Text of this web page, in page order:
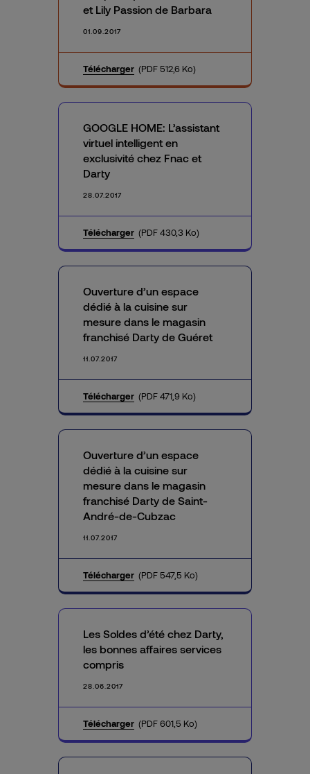
et Lily Passion de Barbara
01.09.2017
Télécharger (PDF 512,6 Ko)
GOOGLE HOME: L’assistant
virtuel intelligent en
exclusivité chez Fnac et
Darty
28.07.2017
Télécharger (PDF 430,3 Ko)
Ouverture d’un espace
dédié à la cuisine sur
mesure dans le magasin
franchisé Darty de Guéret
11.07.2017
Télécharger (PDF 471,9 Ko)
Ouverture d’un espace
dédié à la cuisine sur
mesure dans le magasin
franchisé Darty de Saint-
André-de-Cubzac
11.07.2017
Télécharger (PDF 547,5 Ko)
Les Soldes d’été chez Darty,
les bonnes affaires services
compris
28.06.2017
Télécharger (PDF 601,5 Ko)